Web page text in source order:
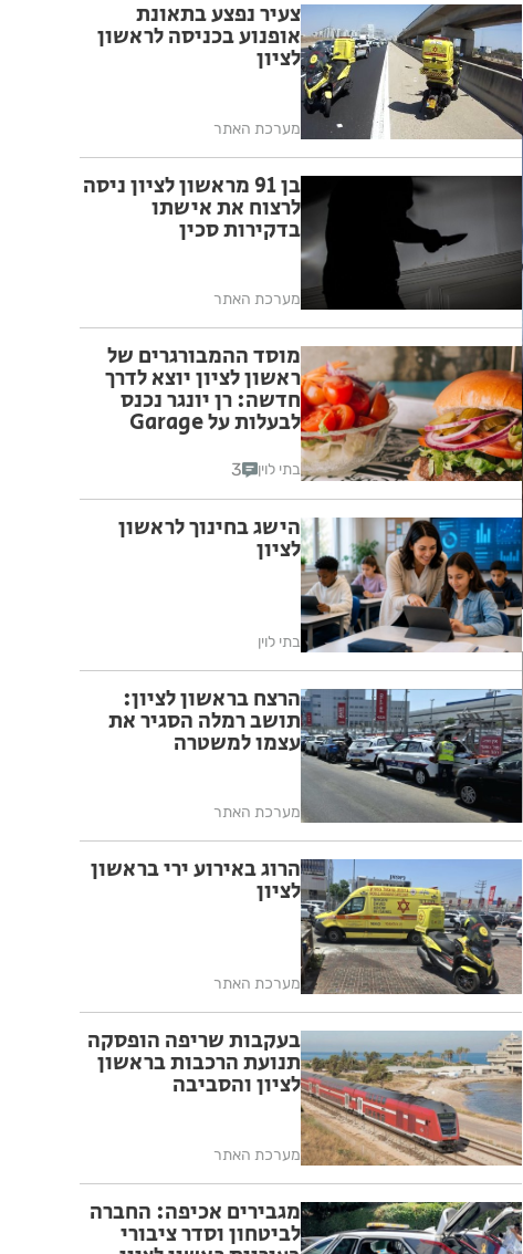
צעיר נפצע בתאונת
אופנוע בכניסה לראשון
לציון
מערכת האתר
בן 91 מראשון לציון ניסה
לרצוח את אישתו
בדקירות סכין
מערכת האתר
מוסד ההמבורגרים של
ראשון לציון יוצא לדרך
חדשה: רן יונגר נכנס
לבעלות על Garage
בתי לוין 3
הישג בחינוך לראשון
לציון
בתי לוין
הרצח בראשון לציון:
תושב רמלה הסגיר את
עצמו למשטרה
מערכת האתר
הרוג באירוע ירי בראשון
לציון
מערכת האתר
בעקבות שריפה הופסקה
תנועת הרכבות בראשון
לציון והסביבה
מערכת האתר
מגבירים אכיפה: החברה
לביטחון וסדר ציבורי